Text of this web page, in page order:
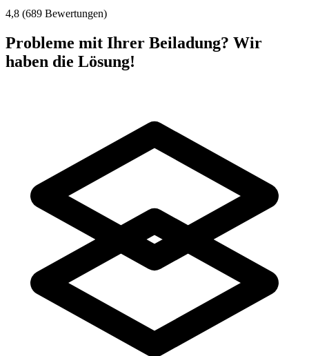
4,8 (689 Bewertungen)
Probleme mit Ihrer Beiladung? Wir
haben die Lösung!